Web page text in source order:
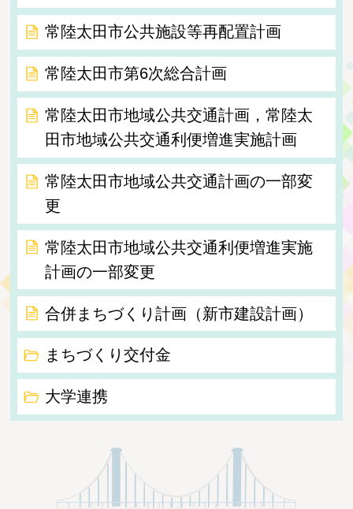
常陸太田市公共施設等再配置計画
常陸太田市第6次総合計画
常陸太田市地域公共交通計画，常陸太
田市地域公共交通利便増進実施計画
常陸太田市地域公共交通計画の一部変
更
常陸太田市地域公共交通利便増進実施
計画の一部変更
合併まちづくり計画（新市建設計画）
まちづくり交付金
大学連携